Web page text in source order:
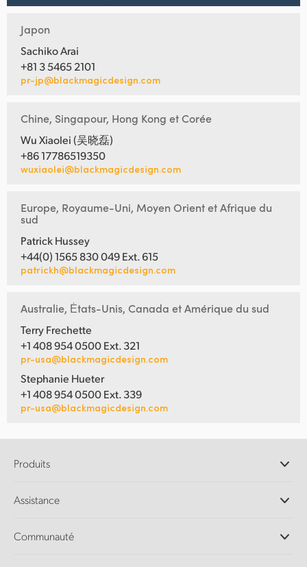
Japon
Sachiko Arai
+81 3 5465 2101
pr-jp@blackmagicdesign.com
Chine, Singapour, Hong Kong et Corée
Wu Xiaolei (吴晓磊)
+86 17786519350
wuxiaolei@blackmagicdesign.com
Europe, Royaume-Uni, Moyen Orient et Afrique du
sud
Patrick Hussey
+44(0) 1565 830 049 Ext. 615
patrickh@blackmagicdesign.com
Australie, Ėtats-Unis, Canada et Amérique du sud
Terry Frechette
+1 408 954 0500 Ext. 321
pr-usa@blackmagicdesign.com
Stephanie Hueter
+1 408 954 0500 Ext. 339
pr-usa@blackmagicdesign.com
Produits
Logiciels DaVinci Resolve et Fusion
Ultimatte
Assistance
Centre d'assistance technique
Communauté